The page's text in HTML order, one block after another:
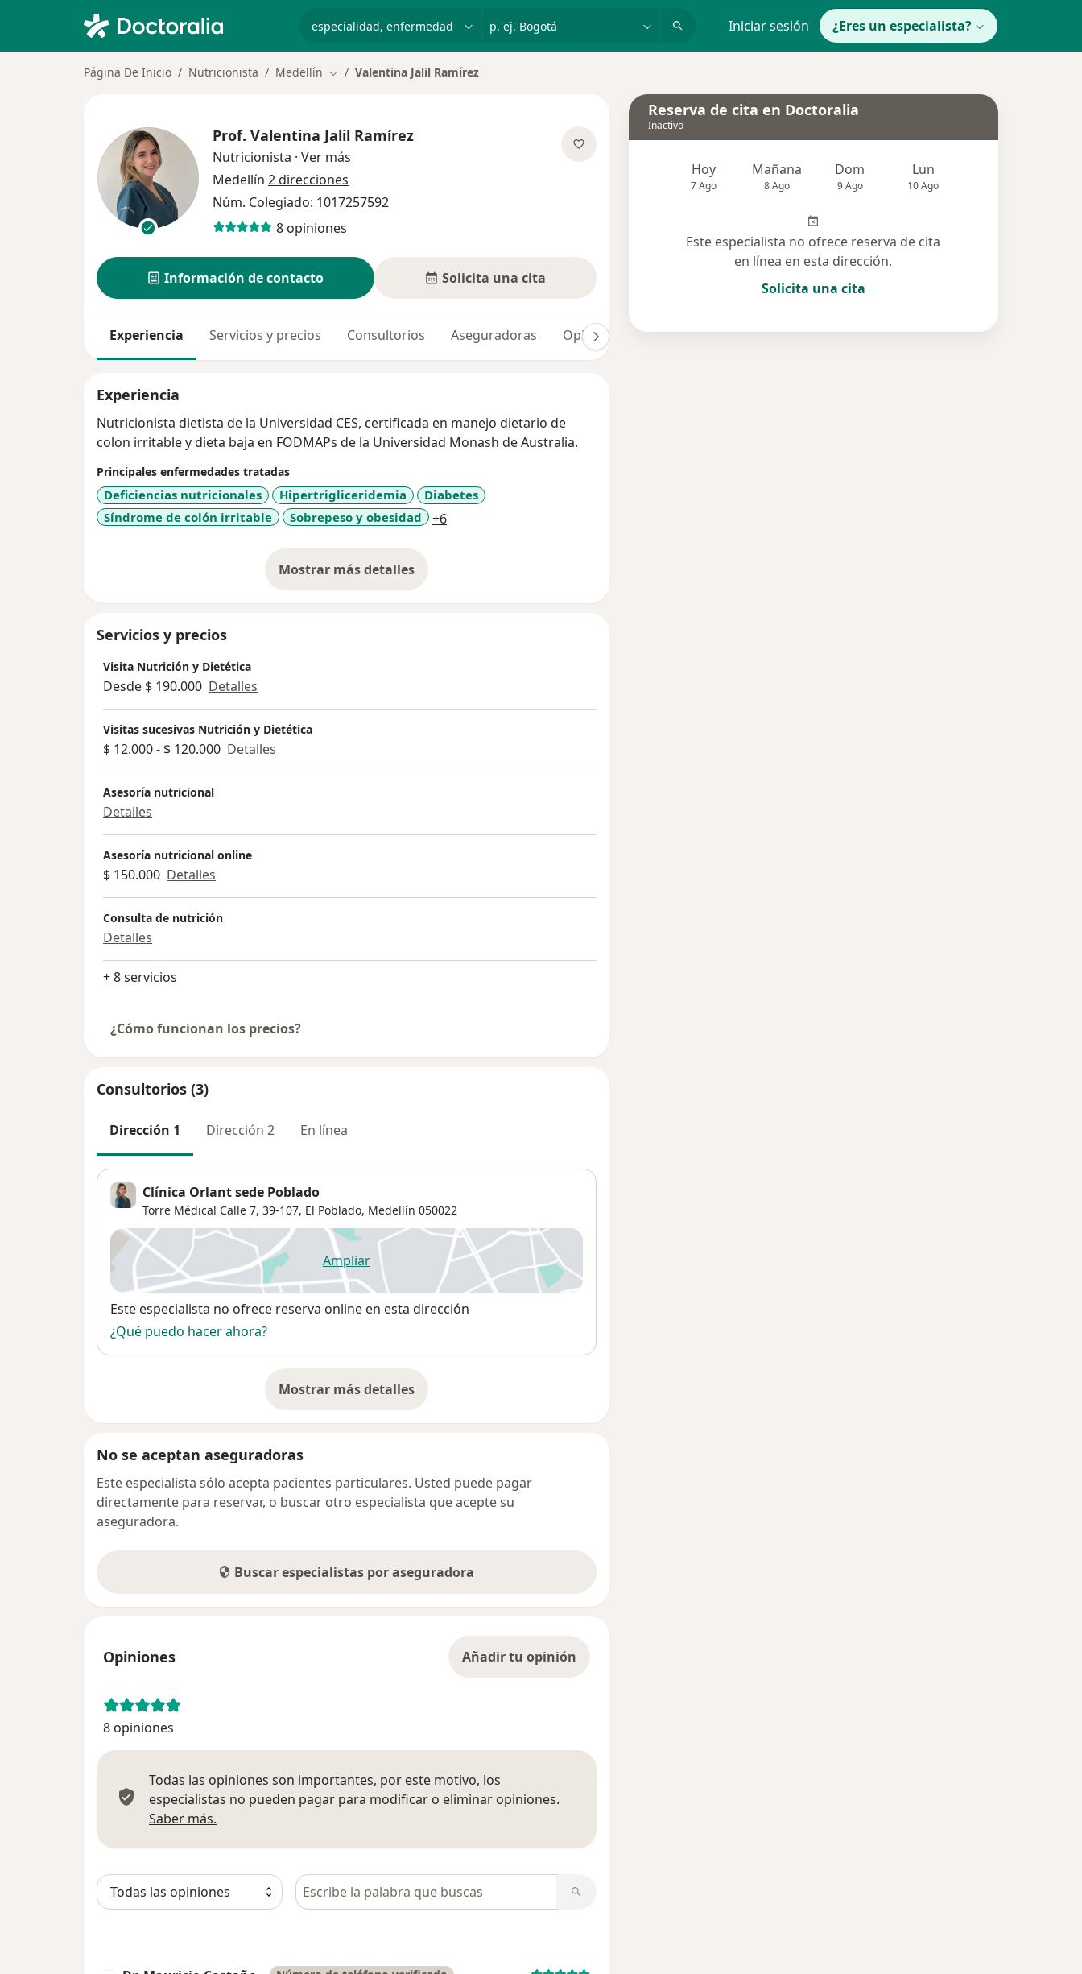
p. ej. Bogotá Iniciar sesión ¿Eres un especialista?
Página De Inicio Nutricionista Medellín Cambiar de ciudad
Valentina Jalil Ramírez
Prof. Valentina Jalil Ramírez
Nutricionista · Ver más
Medellín 2 direcciones
Núm. Colegiado: 1017257592
8 opiniones
Información de contacto Solicita una cita
Experiencia Servicios y precios Consultorios Aseguradoras Opiniones (8)
Experiencia
Nutricionista dietista de la Universidad CES, certificada en manejo dietario de
colon irritable y dieta baja en FODMAPs de la Universidad Monash de Australia.
Principales enfermedades tratadas
Deficiencias nutricionales Hipertrigliceridemia
Diabetes
Síndrome de colón irritable
Sobrepeso y obesidad +6a11y_sr_more_diseases
Mostrar más detalles
sobre la experiencia
Servicios y precios
Visita Nutrición y Dietética
Desde $ 190.000 Detalles
Visitas sucesivas Nutrición y Dietética
$ 12.000 - $ 120.000 Detalles
Asesoría nutricional
Detalles
Asesoría nutricional online
$ 150.000 Detalles
Consulta de nutrición
Detalles
+ 8 servicios
¿Cómo funcionan los precios?
Consultorios (3)
Dirección 1 Dirección 2 En línea
Clínica Orlant sede Poblado
Torre Médical Calle 7, 39-107, El Poblado, Medellín 050022
Ampliarse abre en una nueva pestaña
Disponibilidad
Este especialista no ofrece reserva online en esta dirección
¿Qué puedo hacer ahora?
Mostrar más detalles
sobre la dirección
No se aceptan aseguradoras
Este especialista sólo acepta pacientes particulares. Usted puede pagar
directamente para reservar, o buscar otro especialista que acepte su
aseguradora.
Buscar especialistas por aseguradora
Opiniones Añadir tu opinión
8 opiniones
Todas las opiniones son importantes, por este motivo, los
especialistas no pueden pagar para modificar o eliminar opiniones.
Saber más.
Busca en opiniones
Reserva de cita en Doctoralia
Inactivo
Hoy
7 Ago
Mañana
8 Ago
Dom
9 Ago
Lun
10 Ago
Este especialista no ofrece reserva de cita
en línea en esta dirección.
Solicita una cita